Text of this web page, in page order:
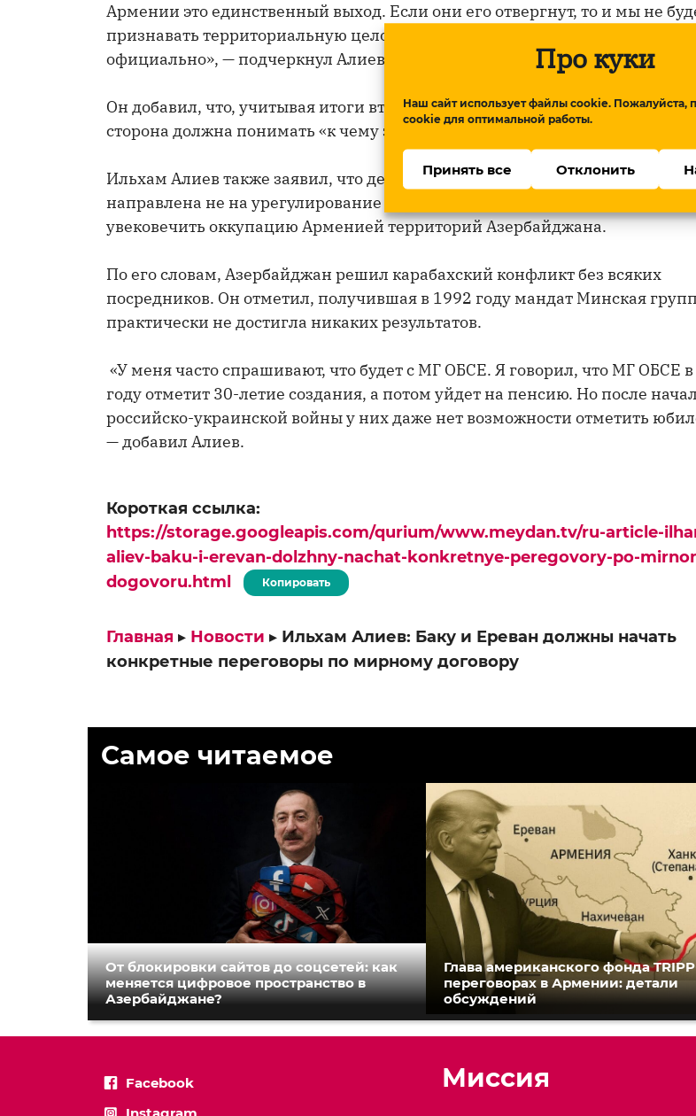
Про куки
Наш сайт использует файлы cookie. Пожалуйста,
cookie для оптимальной работы.
Принять все Отклонить
Армении это единственный выход. Если они его отвергнут, то и мы не
признавать территориальную целостность Армении, объявим об этом
официально», — подчеркнул Алиев.
Он добавил, что, учитывая итоги второй Карабахской войны, армянская
сторона должна понимать «к чему это может привести».
Ильхам Алиев также заявил, что деятельность Минской группы ОБСЕ
направлена не на урегулирование карабахского конфликта, а на то, чтобы
увековечить оккупацию Арменией территорий Азербайджана.
По его словам, Азербайджан решил карабахский конфликт без всяких
посредников. Он отметил, получившая в 1992 году мандат Минская
практически не достигла никаких результатов.
«У меня часто спрашивают, что будет с МГ ОБСЕ. Я говорил, что МГ ОБСЕ
году отметит 30-летие создания, а потом уйдет на пенсию. Но после
российско-украинской войны у них даже нет возможности отметить
— добавил Алиев.
Короткая ссылка:
https://storage.googleapis.com/qurium/www.meydan.tv/ru-article-
aliev-baku-i-erevan-dolzhny-nachat-konkretnye-peregovory-po-
dogovoru.html
Копировать
Главная ▸ Новости ▸ Ильхам Алиев: Баку и Ереван должны начать
конкретные переговоры по мирному договору
Самое читаемое
От блокировки сайтов до соцсетей: как
меняется цифровое пространство в
Азербайджане?
Глава американского фонда
переговорах в Армении: детали
обсуждений
Facebook
Миссия